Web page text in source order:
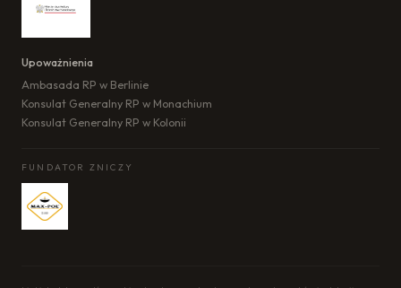
Upoważnienia
Ambasada RP w Berlinie
Konsulat Generalny RP w Monachium
Konsulat Generalny RP w Kolonii
FUNDATOR ZNICZY